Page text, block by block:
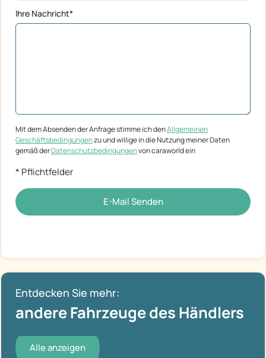
Ihre Nachricht*
Mit dem Absenden der Anfrage stimme ich denAllgemeinen
Geschäftsbedingungenzu und willige in die Nutzung meiner Daten
gemäß derDatenschutzbedingungenvon caraworld ein
* Pflichtfelder
E-Mail Senden
Entdecken Sie mehr:
andere Fahrzeuge des Händlers
Alle anzeigen